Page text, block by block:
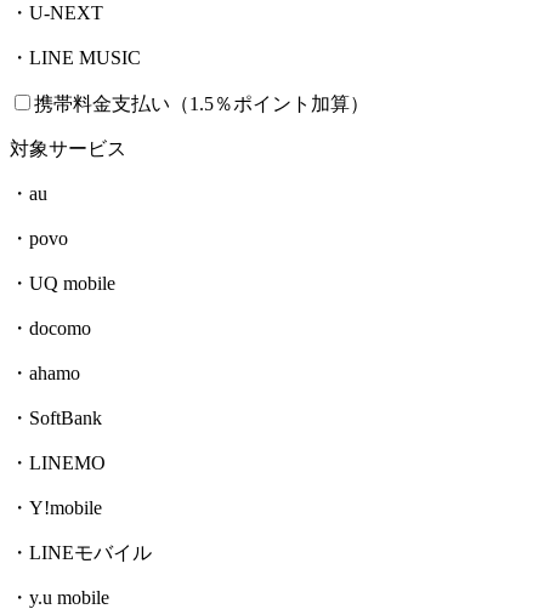
・U-NEXT
・LINE MUSIC
携帯料金支払い（1.5％ポイント加算）
対象サービス
・au
・povo
・UQ mobile
・docomo
・ahamo
・SoftBank
・LINEMO
・Y!mobile
・LINEモバイル
・y.u mobile